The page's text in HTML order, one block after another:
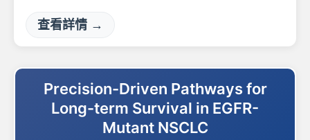
查看詳情 →
Precision-Driven Pathways for
Long-term Survival in EGFR-
Mutant NSCLC